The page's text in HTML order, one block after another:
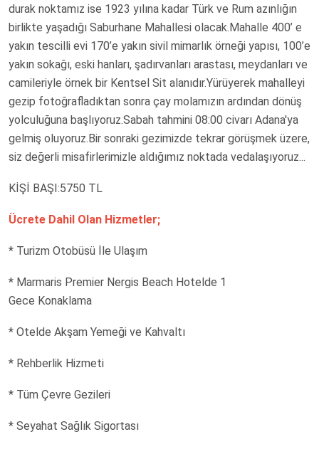
durak noktamız ise 1923 yılına kadar Türk ve Rum azınlığın
birlikte yaşadığı Saburhane Mahallesi olacak.Mahalle 400’ e
yakın tescilli evi 170’e yakın sivil mimarlık örneği yapısı, 100’e
yakın sokağı, eski hanları, şadırvanları arastası, meydanları ve
camileriyle örnek bir Kentsel Sit alanıdır.Yürüyerek mahalleyi
gezip fotoğrafladıktan sonra çay molamızın ardından dönüş
yolculuğuna başlıyoruz.Sabah tahmini 08:00 civarı Adana'ya
gelmiş oluyoruz.Bir sonraki gezimizde tekrar görüşmek üzere,
siz değerli misafirlerimizle aldığımız noktada vedalaşıyoruz...
KİŞİ BAŞI:5750 TL
Ücrete Dahil Olan Hizmetler;
* Turizm Otobüsü İle Ulaşım
* Marmaris Premier Nergis Beach Hotelde 1
Gece Konaklama
* Otelde Akşam Yemeği ve Kahvaltı
* Rehberlik Hizmeti
* Tüm Çevre Gezileri
* Seyahat Sağlık Sigortası